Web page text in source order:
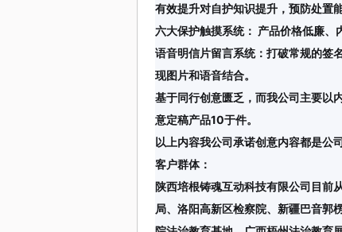
有效提升对自护知识提升，预防处置能
六大保护触摸系统： 产品价格低廉、
语音明信片留言系统：打破常规的签
现图片和语音结合。
基于同行创意匮乏，而我公司主要以
意定稿产品10于件。
以上内容我公司承诺创意内容都是公
客户群体：
陕西培根铸魂互动科技有限公司目前
局、洛阳高新区检察院、新疆巴音郭